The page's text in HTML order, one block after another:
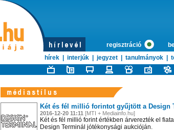
regisztráció
hírek
interjúk jegyzet tanulmányok
Két és fél millió forintot gyűjtött a Design
2016-12-20 11:11 [MTI + Mediainfo.hu]
Két és fél millió forint értékben árverezték el
Design Terminál jótékonysági aukcióján.